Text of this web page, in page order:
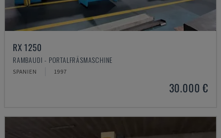
RX 1250
RAMBAUDI - PORTALFRÄSMASCHINE
SPANIEN 1997
30.000 €